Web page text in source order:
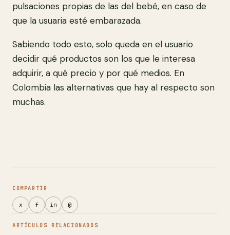
pulsaciones propias de las del bebé, en caso de
que la usuaria esté embarazada.
Sabiendo todo esto, solo queda en el usuario
decidir qué productos son los que le interesa
adquirir, a qué precio y por qué medios. En
Colombia las alternativas que hay al respecto son
muchas.
COMPARTIR
x f in @
ARTÍCULOS RELACIONADOS